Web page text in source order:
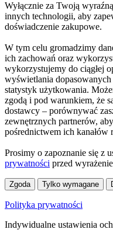
Wyłącznie za Twoją
innych technologii, aby
doświadczenie zakupowe.
W tym celu gromadzimy
ich zachowań oraz
wykorzystujemy do ciągłej
wyświetlania
statystyk użytkowania.
zgodą i pod warunkiem, że
dostawcy – porównywać
zewnętrznych partnerów,
pośrednictwem ich
Prosimy o zapoznanie się z
prywatności przed
Zgoda Tylko wymagane
Polityka prywatności
Indywidualne ustawienia